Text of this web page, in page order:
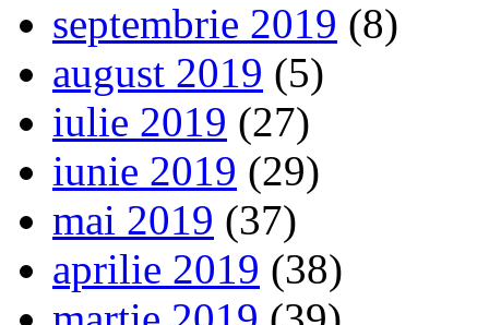
septembrie 2019 (8)
august 2019 (5)
iulie 2019 (27)
iunie 2019 (29)
mai 2019 (37)
aprilie 2019 (38)